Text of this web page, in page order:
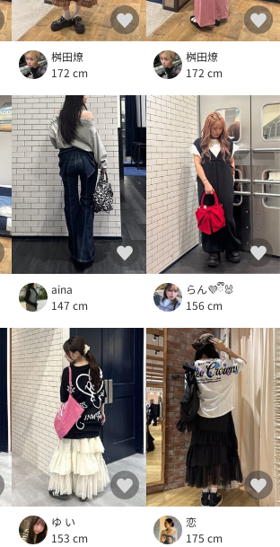
桝田燎
172 cm
桝田燎
172 cm
aina
147 cm
らん💜ྀི🐰
156 cm
ゆ い
153 cm
恋
175 cm